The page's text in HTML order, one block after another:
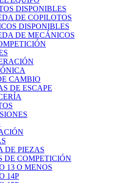
DISPONIBLES
DE COPILOTOS
DISPONIBLES
DE MECÁNICOS
CAMBIO
DE ESCAPE
DE PIEZAS
DE COMPETICIÓN
13 O MENOS
14P